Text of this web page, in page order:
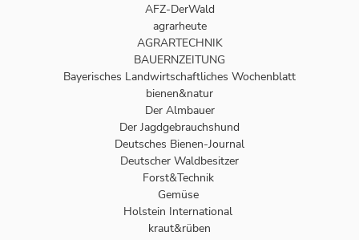
AFZ-DerWald
agrarheute
AGRARTECHNIK
BAUERNZEITUNG
Bayerisches Landwirtschaftliches Wochenblatt
bienen&natur
Der Almbauer
Der Jagdgebrauchshund
Deutsches Bienen-Journal
Deutscher Waldbesitzer
Forst&Technik
Gemüse
Holstein International
kraut&rüben